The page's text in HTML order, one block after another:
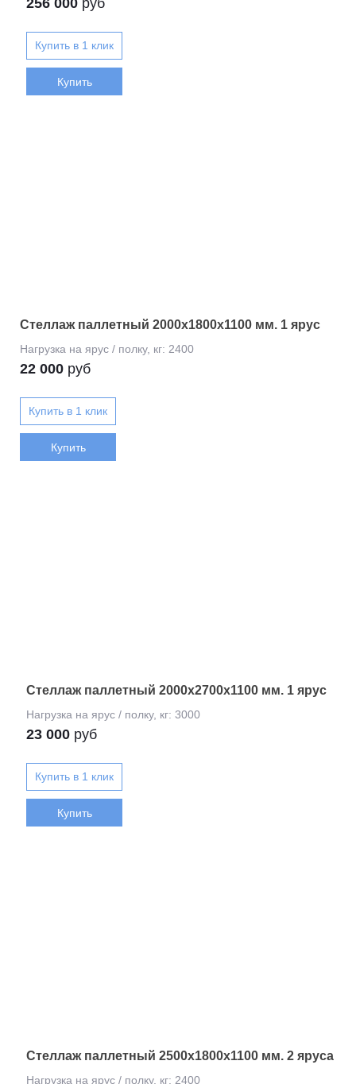
Купить
Стеллаж паллетный 2000х1800х1100 мм. 1 ярус
22 000 руб
Купить
Стеллаж паллетный 2000х2700х1100 мм. 1 ярус
23 000 руб
Купить
Стеллаж паллетный 2500х1800х1100 мм. 2 яруса